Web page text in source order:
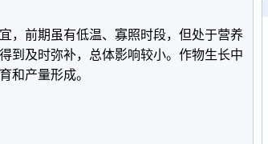
，前期虽有低温、寡照时段，但处于营养
到及时弥补，总体影响较小。作物生长中
和产量形成。